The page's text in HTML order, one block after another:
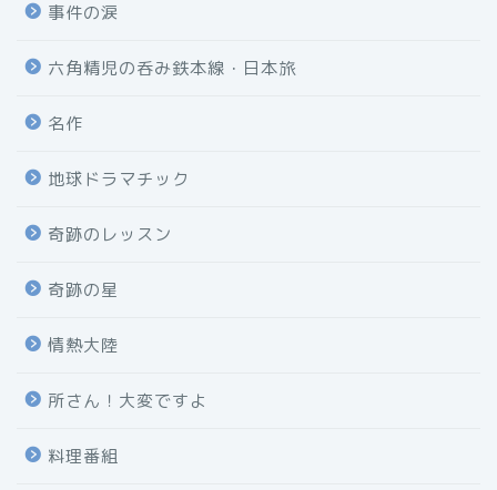
事件の涙
六角精児の呑み鉄本線・日本旅
名作
地球ドラマチック
奇跡のレッスン
奇跡の星
情熱大陸
所さん！大変ですよ
料理番組